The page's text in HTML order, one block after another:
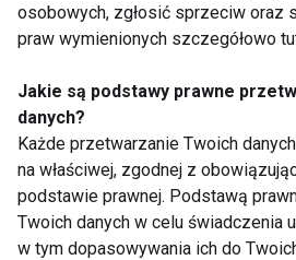
Czy potrafimy jeszcze
żyć offline? Dzień Bez
Telefonu
Komórkowego to
dobry moment na
cyfrowy rachunek
sumienia
na
osobowych, zgłosić sprzeciw oraz
praw wymienionych szczegółowo
Jakie są podstawy prawne
danych?
Każde przetwarzanie Twoich
na właściwej, zgodnej z
podstawie prawnej. Podstawą
Twoich danych w celu świadczenia
w tym dopasowywania ich do